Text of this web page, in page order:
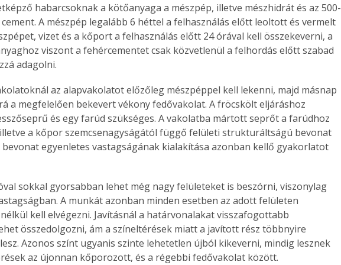
vagy
is
Bárhol,
élve
az
habarcsoknak a kötőanyaga a mészpép, illetve mészhidrát és az 500-
A mészpép legalább 6 héttel a felhasználás előtt leoltott és vermelt
vizet és a kőport a felhasználás előtt 24 órával kell összekeverni, a
viszont a fehércementet csak közvetlenül a felhordás előtt szabad
adagolni.
az alapvakolatot előzőleg mészpéppel kell lekenni, majd másnap
a megfelelően bekevert vékony fedővakolat. A fröcskölt eljáráshoz
és egy farúd szükséges. A vakolatba mártott seprőt a farúdhoz
a kőpor szemcsenagyságától függő felületi strukturáltságú bevonat
bevonat egyenletes vastagságának kialakítása azonban kellő gyakorlatot
sokkal gyorsabban lehet még nagy felületeket is beszórni, viszonylag
A munkát azonban minden esetben az adott felületen
kell elvégezni. Javításnál a határvonalakat visszafogottabb
összedolgozni, ám a színeltérések miatt a javított rész többnyire
Azonos színt ugyanis szinte lehetetlen újból kikeverni, mindig lesznek
az újonnan kőporozott, és a régebbi fedővakolat között.